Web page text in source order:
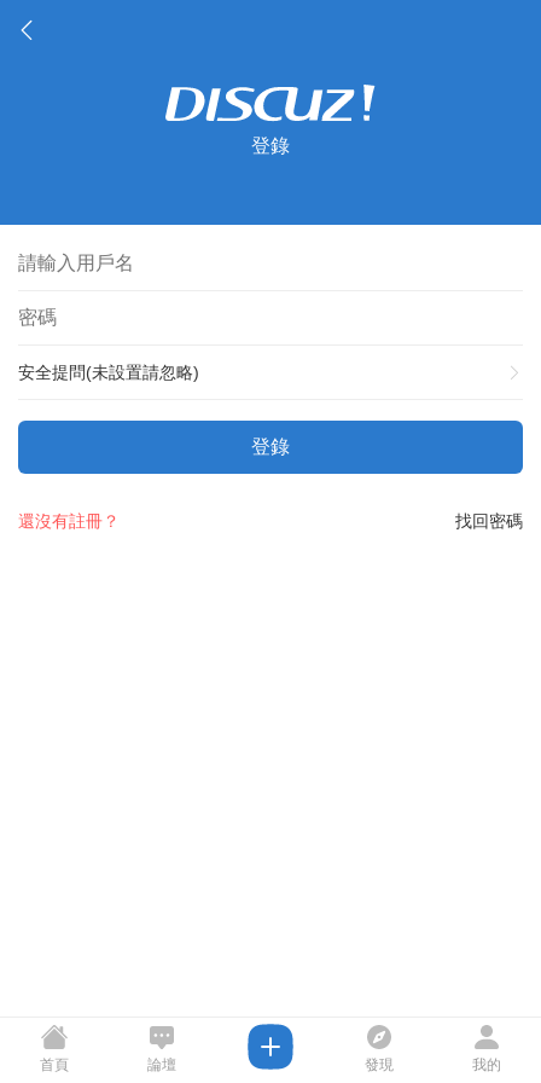
登錄
安全提問(未設置請忽略)
登錄
找回密碼
還沒有註冊？
首頁 論壇 發現 我的